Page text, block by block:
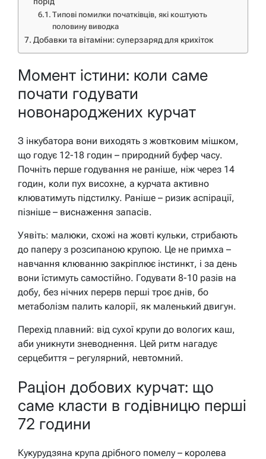
Типові помилки початківців, які коштують
половину виводка
Добавки та вітаміни: суперзаряд для крихіток
Момент істини: коли саме
почати годувати
новонароджених курчат
З інкубатора вони виходять з жовтковим мішком,
що годує 12-18 годин – природний буфер часу.
Почніть перше годування не раніше, ніж через 14
годин, коли пух висохне, а курчата активно
клюватимуть підстилку. Раніше – ризик аспірації,
пізніше – виснаження запасів.
Уявіть: малюки, схожі на жовті кульки, стрибають
до паперу з розсипаною крупою. Це не примха –
навчання клюванню закріплює інстинкт, і за день
вони їстимуть самостійно. Годувати 8-10 разів на
добу, без нічних перерв перші троє днів, бо
метаболізм палить калорії, як маленький двигун.
Перехід плавний: від сухої крупи до вологих каш,
аби уникнути зневоднення. Цей ритм нагадує
серцебиття – регулярний, невтомний.
Раціон добових курчат: що
саме класти в годівницю перші
72 години
Кукурудзяна крупа дрібного помелу – королева